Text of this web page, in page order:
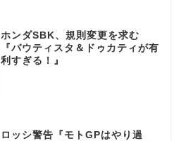
ホンダSBK、規則変更を求む
『バウティスタ＆ドゥカティが有
利すぎる！』
ロッシ警告『モトGPはやり過